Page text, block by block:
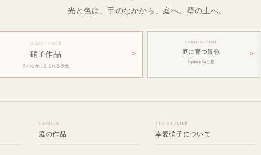
光と色は、手のなかから、庭へ。壁の上へ。
GLASS / CORE
硝子作品
手のなかに生まれる景色
GARDEN LINE
庭に育つ景色
Hypertufaと庭
GARDEN
庭の作品
THE ATELIER
幸愛硝子について